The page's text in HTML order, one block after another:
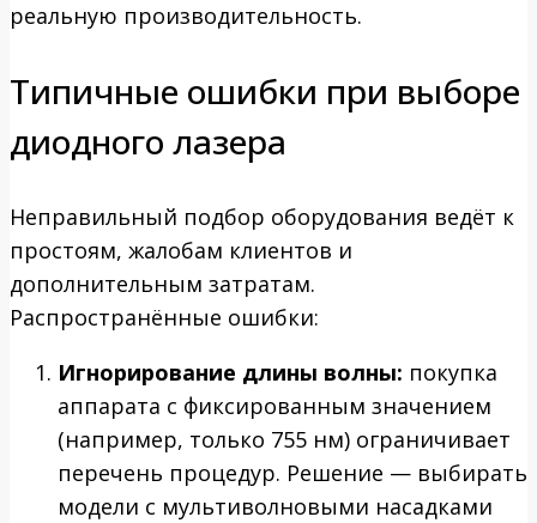
реальную производительность.
Типичные ошибки при выборе
диодного лазера
Неправильный подбор оборудования ведёт к
простоям, жалобам клиентов и
дополнительным затратам.
Распространённые ошибки:
Игнорирование длины волны: покупка
аппарата с фиксированным значением
(например, только 755 нм) ограничивает
перечень процедур. Решение — выбирать
модели с мультиволновыми насадками